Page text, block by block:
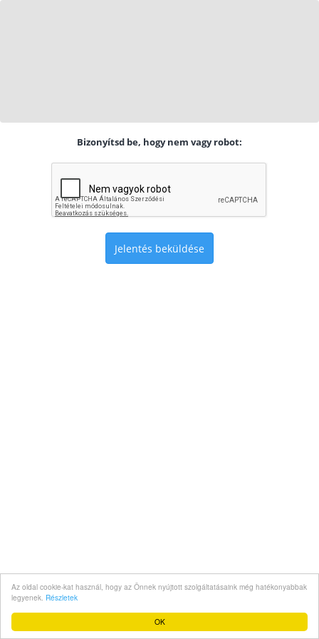
OK
Az oldal cookie-kat használ, hogy az Önnek nyújtott szolgáltatásaink még hatékonyabbak
legyenek. Részletek
Bizonyítsd be, hogy nem vagy robot:
Jelentés beküldése